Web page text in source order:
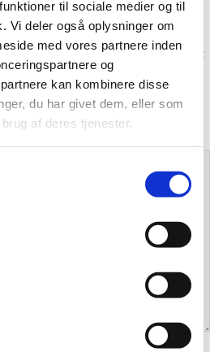
til sociale medier og til
Vi deler også oplysninger om
med vores partnere inden
og
kan kombinere disse
du har givet dem, eller som
af deres tjenester.
publiceret. Krævede felter er markeret